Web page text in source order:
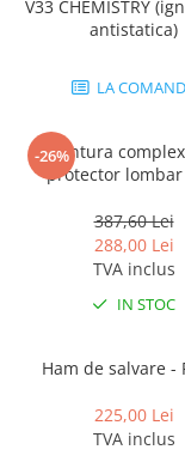
V33 CHEMISTRY
antistatica)
LA
-26%
Centura
protector lombar
387,60 Lei
288,00 Lei
TVA inclus
IN STOC
Ham de salvare -
225,00 Lei
TVA inclus